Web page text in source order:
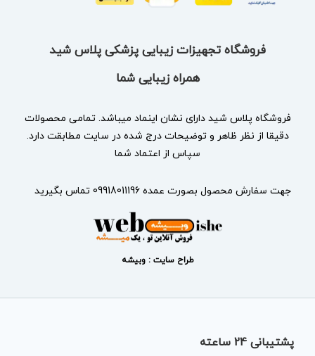
فروشگاه تجهیزات زیبایی پزشکی پلاس شید
همراه زیبایی شما
فروشگاه پلاس شید دارای نشان اینماد میباشد. تمامی محصولات
دقیقا از نظر ظاهر و توضیحات درج شده در سایت مطابقت دارد.
سپاس از اعتماد شما
جهت سفارش محصول بصورت عمده 09918011196 تماس بگیرید
طراح سایت : وبیشه
پشتیبانی 24 ساعته